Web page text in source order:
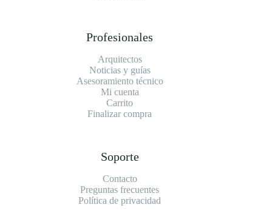
Profesionales
Arquitectos
Noticias y guías
Asesoramiento técnico
Mi cuenta
Carrito
Finalizar compra
Soporte
Contacto
Preguntas frecuentes
Política de privacidad